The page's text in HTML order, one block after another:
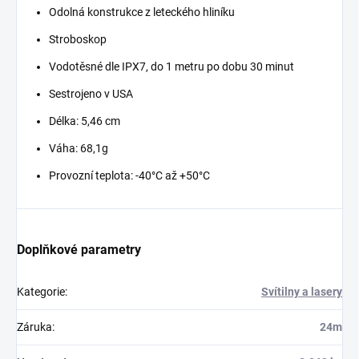
Odolná konstrukce z leteckého hliníku
Stroboskop
Vodotěsné dle IPX7, do 1 metru po dobu 30 minut
Sestrojeno v USA
Délka: 5,46 cm
Váha: 68,1g
Provozní teplota: -40°C až +50°C
Doplňkové parametry
Kategorie: Svítilny a lasery
Záruka: 24m